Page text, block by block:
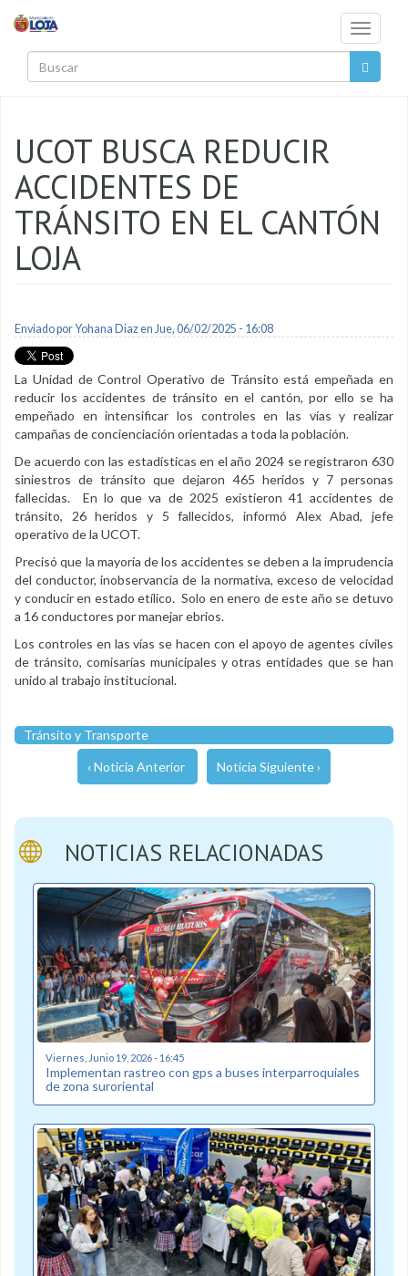
Toggle
UCOT BUSCA REDUCIR
ACCIDENTES DE
TRÁNSITO EN EL CANTÓN
LOJA
Enviado porYohana Diazen Jue, 06/02/2025 - 16:08
La Unidad de Control Operativo de Tránsito está empeñada en
reducir los accidentes de tránsito en el cantón, por ello se ha
empeñado en intensificar los controles en las vías y realizar
campañas de concienciación orientadas a toda la población.
De acuerdo con las estadísticas en el año 2024 se registraron 630
siniestros de tránsito que dejaron 465 heridos y 7 personas
fallecidas. En lo que va de 2025 existieron 41 accidentes de
tránsito, 26 heridos y 5 fallecidos, informó Alex Abad, jefe
operativo de la UCOT.
Precisó que la mayoría de los accidentes se deben a la imprudencia
del conductor, inobservancia de la normativa, exceso de velocidad
y conducir en estado etílico. Solo en enero de este año se detuvo
a 16 conductores por manejar ebrios.
Los controles en las vías se hacen con el apoyo de agentes civiles
de tránsito, comisarías municipales y otras entidades que se han
unido al trabajo institucional.
Tránsito y Transporte
‹ Noticia Anterior Noticia Siguiente ›
NOTICIAS RELACIONADAS
Viernes, Junio 19, 2026 - 16:45
Implementan rastreo con gps a buses interparroquiales
de zona suroriental